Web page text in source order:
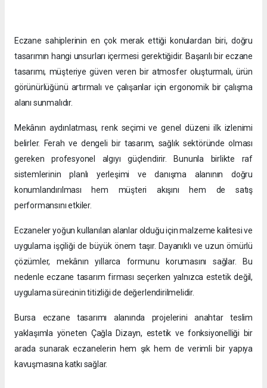
Eczane sahiplerinin en çok merak ettiği konulardan biri, doğru
tasarımın hangi unsurları içermesi gerektiğidir. Başarılı bir eczane
tasarımı, müşteriye güven veren bir atmosfer oluşturmalı, ürün
görünürlüğünü artırmalı ve çalışanlar için ergonomik bir çalışma
alanı sunmalıdır.
Mekânın aydınlatması, renk seçimi ve genel düzeni ilk izlenimi
belirler. Ferah ve dengeli bir tasarım, sağlık sektöründe olması
gereken profesyonel algıyı güçlendirir. Bununla birlikte raf
sistemlerinin planlı yerleşimi ve danışma alanının doğru
konumlandırılması hem müşteri akışını hem de satış
performansını etkiler.
Eczaneler yoğun kullanılan alanlar olduğu için malzeme kalitesi ve
uygulama işçiliği de büyük önem taşır. Dayanıklı ve uzun ömürlü
çözümler, mekânın yıllarca formunu korumasını sağlar. Bu
nedenle eczane tasarım firması seçerken yalnızca estetik değil,
uygulama sürecinin titizliği de değerlendirilmelidir.
Bursa eczane tasarımı alanında projelerini anahtar teslim
yaklaşımla yöneten Çağla Dizayn, estetik ve fonksiyonelliği bir
arada sunarak eczanelerin hem şık hem de verimli bir yapıya
kavuşmasına katkı sağlar.